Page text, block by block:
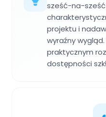
sześć-na-sześć
projektu i
wyraźny
praktycznym
dostępności